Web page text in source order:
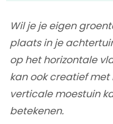
Wil je je eigen
plaats in je
op het horizontale
kan ook creatief
verticale moestuin
betekenen.